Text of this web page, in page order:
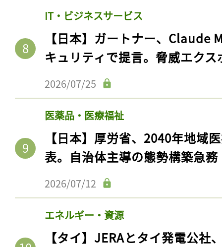
IT・ビジネスサービス
【日本】ガートナー、Claude
キュリティで提言。脅威エク
2026/07/25
医薬品・医療福祉
【日本】厚労省、2040年地域
表。自治体主導の態勢構築急務
2026/07/12
エネルギー・資源
【タイ】JERAとタイ発電公社
会員登録